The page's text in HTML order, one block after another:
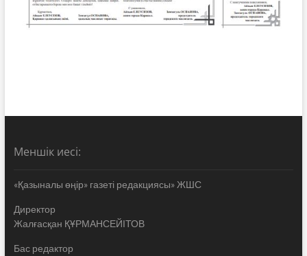
Меншік иесі:
«Қазыналы өңір» газеті редакциясы» ЖШС
Директор
Жалғасқан ҚҰРМАНСЕЙІТОВ
Бас редактор